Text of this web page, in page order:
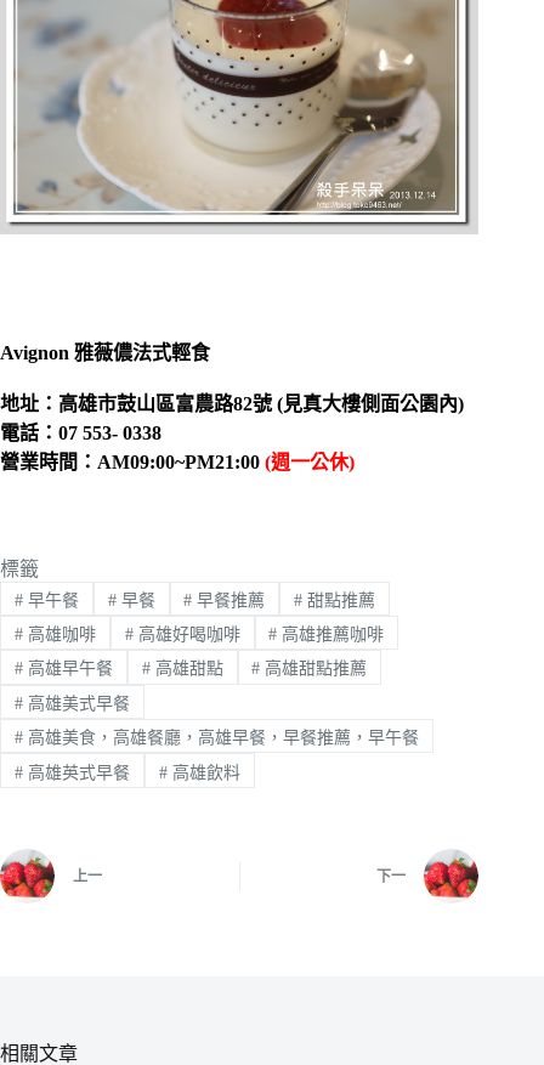
Avignon 雅薇儂法式輕食
地址：高雄市鼓山區富農路82號 (見真大樓側面公園內)
電話：07 553- 0338
營業時間：AM09:00~PM21:00 (週一公休)
標籤
#早午餐 #早餐 # 早餐推薦 # 甜點推薦
#高雄咖啡 #高雄好喝咖啡 # 高雄推薦咖啡
#高雄早午餐 #高雄甜點 # 高雄甜點推薦
#高雄美式早餐
#高雄美食，高雄餐廳，高雄早餐，早餐推薦，早午餐
#高雄英式早餐 #高雄飲料
上一 下一
相關文章